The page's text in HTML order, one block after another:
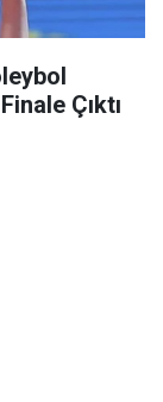
Çıktı